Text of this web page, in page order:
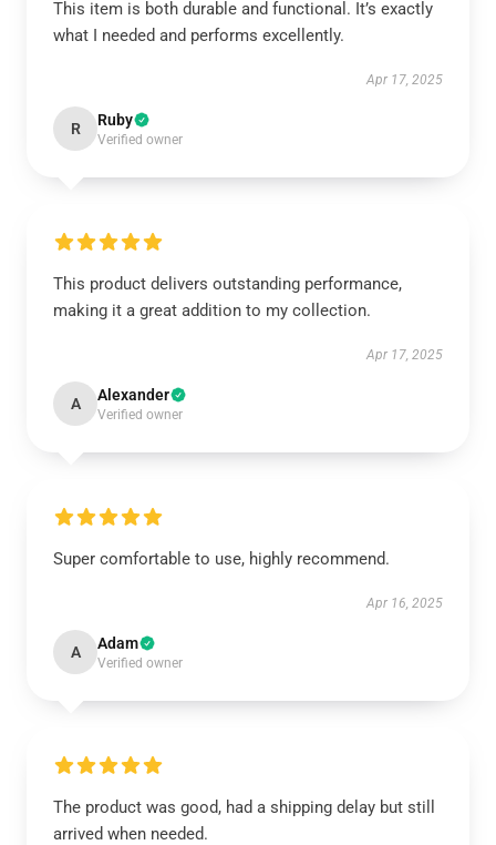
This item is both durable and functional. It’s exactly
what I needed and performs excellently.
Apr 17, 2025
R Ruby
Verified owner
This product delivers outstanding performance,
making it a great addition to my collection.
Apr 17, 2025
A Alexander
Verified owner
Super comfortable to use, highly recommend.
Apr 16, 2025
A Adam
Verified owner
The product was good, had a shipping delay but still
arrived when needed.